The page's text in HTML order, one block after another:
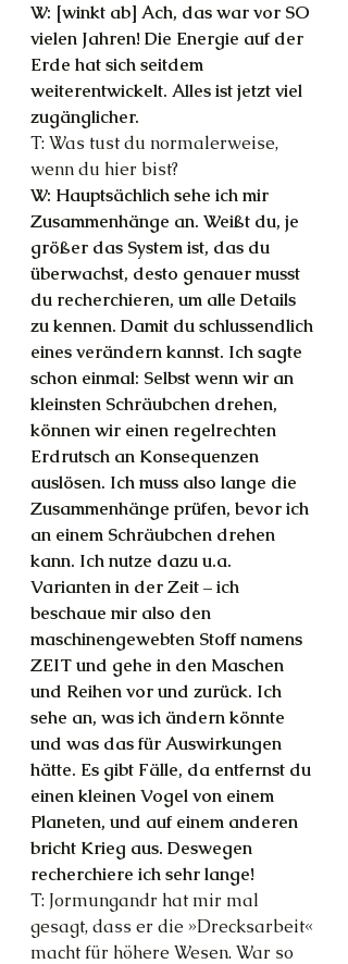
W: [winkt ab] Ach, das war vor SO
vielen Jahren! Die Energie auf der
Erde hat sich seitdem
weiterentwickelt. Alles ist jetzt viel
zugänglicher.
T: Was tust du normalerweise,
wenn du hier bist?
W: Hauptsächlich sehe ich mir
Zusammenhänge an. Weißt du, je
größer das System ist, das du
überwachst, desto genauer musst
du recherchieren, um alle Details
zu kennen. Damit du schlussendlich
eines verändern kannst. Ich sagte
schon einmal: Selbst wenn wir an
kleinsten Schräubchen drehen,
können wir einen regelrechten
Erdrutsch an Konsequenzen
auslösen. Ich muss also lange die
Zusammenhänge prüfen, bevor ich
an einem Schräubchen drehen
kann. Ich nutze dazu u.a.
Varianten in der Zeit – ich
beschaue mir also den
maschinengewebten Stoff namens
ZEIT und gehe in den Maschen
und Reihen vor und zurück. Ich
sehe an, was ich ändern könnte
und was das für Auswirkungen
hätte. Es gibt Fälle, da entfernst du
einen kleinen Vogel von einem
Planeten, und auf einem anderen
bricht Krieg aus. Deswegen
recherchiere ich sehr lange!
T: Jormungandr hat mir mal
gesagt, dass er die »Drecksarbeit«
macht für höhere Wesen. War so